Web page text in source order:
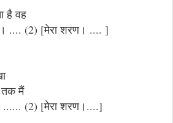
है वह
.... (2) [मेरा शरण। .... ]
तक मैं
...... (2) [मेरा शरण।....]